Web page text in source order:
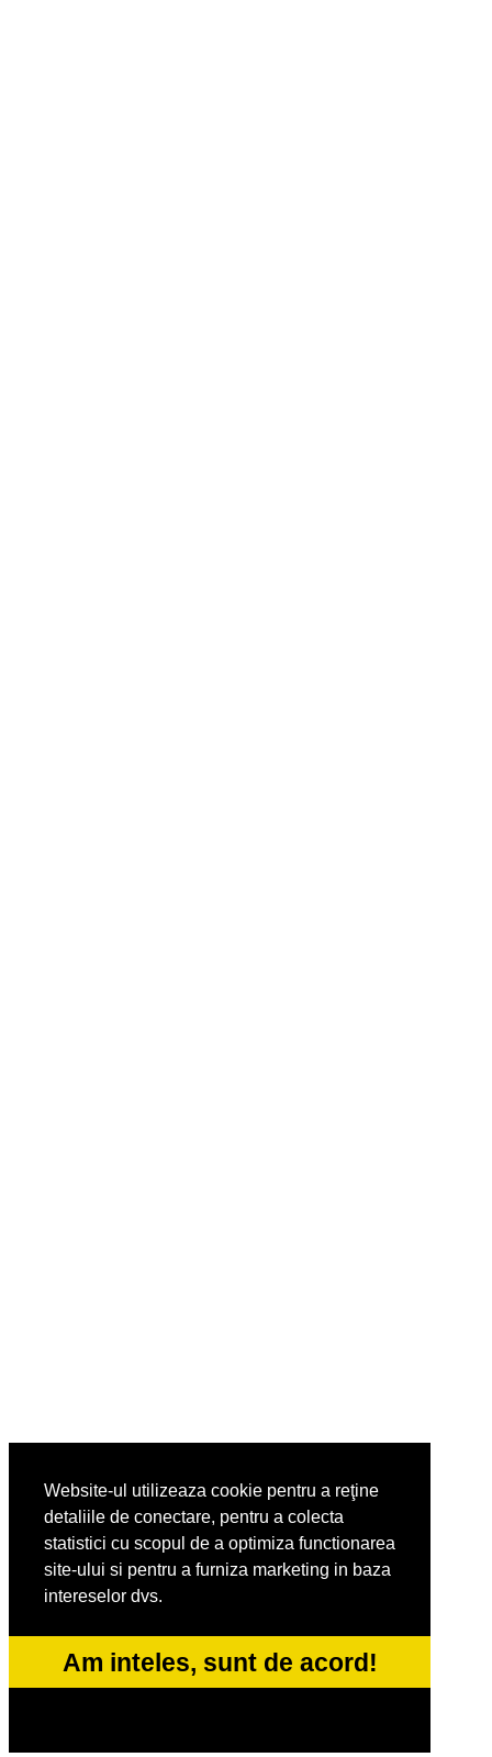
Website-ul utilizeaza cookie pentru a reţine
detaliile de conectare, pentru a colecta
statistici cu scopul de a optimiza functionarea
site-ului si pentru a furniza marketing in baza
intereselor dvs.
Am inteles, sunt de acord!